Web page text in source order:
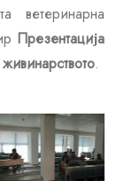
ветеринарна
Презентација
.